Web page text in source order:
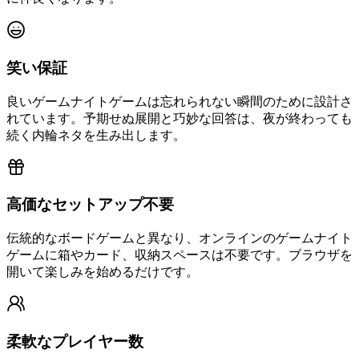
笑い保証
良いゲームナイトゲームは忘れられない瞬間のために設計さ
れています。予期せぬ展開と巧妙な回答は、夜が終わっても
続く内輪ネタを生み出します。
高価なセットアップ不要
伝統的なボードゲームと異なり、オンラインのゲームナイト
ゲームに箱やカード、収納スペースは不要です。ブラウザを
開いて楽しみを始めるだけです。
柔軟なプレイヤー数